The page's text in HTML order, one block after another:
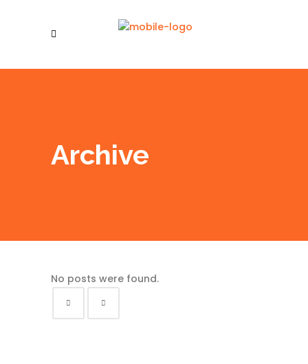
Archive
No posts were found.